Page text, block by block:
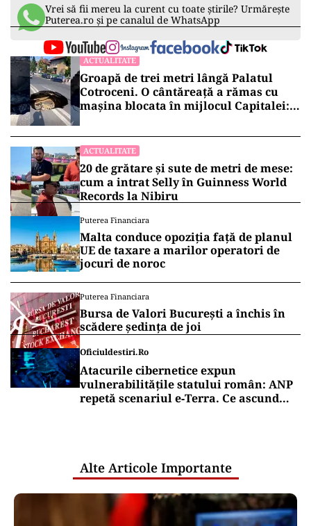
Vrei să fii mereu la curent cu toate știrile? Urmărește
Puterea.ro și pe canalul de WhatsApp
ACTUALITATE
Groapă de trei metri lângă Palatul
Cotroceni. O cântăreață a rămas cu
mașina blocata în mijlocul Capitalei:
ACTUALITATE
20 de grătare și sute de metri de mese:
cum a intrat Selly în Guinness World
Records la Nibiru
Puterea Financiara
Malta conduce opoziția față de planul
UE de taxare a marilor operatori de
jocuri de noroc
Puterea Financiara
Bursa de Valori București a închis în
scădere ședința de joi
Oficiuldestiri.ro
Atacurile cibernetice expun
vulnerabilitățile statului român: ANP
repetă scenariul e‑Terra. Ce ascund
Alte Articole Importante